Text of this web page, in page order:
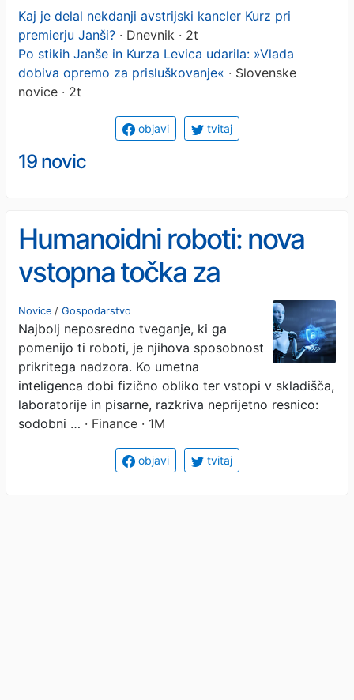
Kaj je delal nekdanji avstrijski kancler Kurz pri
premierju Janši? · Dnevnik · 2t
Po stikih Janše in Kurza Levica udarila: »Vlada
dobiva opremo za prisluškovanje« · Slovenske
novice · 2t
objavi tvitaj
19 novic
Humanoidni roboti: nova
vstopna točka za
kibernetske napade
Novice / Gospodarstvo
Najbolj neposredno tveganje, ki ga
pomenijo ti roboti, je njihova sposobnost
prikritega nadzora. Ko umetna
inteligenca dobi fizično obliko ter vstopi v skladišča,
laboratorije in pisarne, razkriva neprijetno resnico:
sodobni … · Finance · 1M
objavi tvitaj